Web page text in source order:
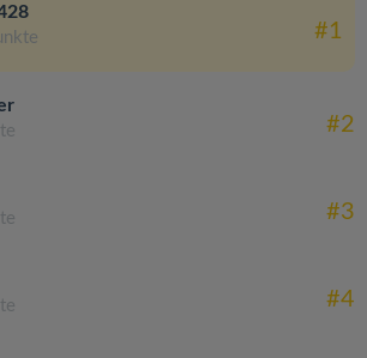
#1
#2
#3
#4